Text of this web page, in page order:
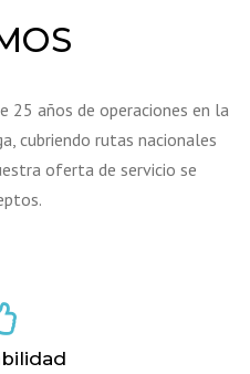
25 años de operaciones en la
cubriendo rutas nacionales
oferta de servicio se